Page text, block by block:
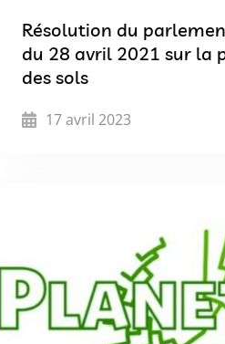
Résolution du
du 28 avril 2021 sur la
des sols
17 avril 2023